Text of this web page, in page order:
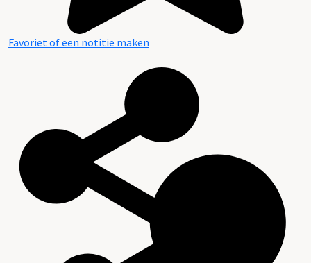
Favoriet of een notitie maken